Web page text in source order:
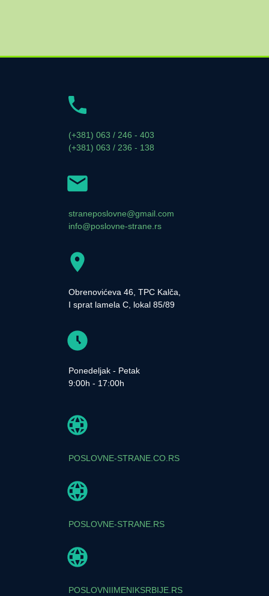
(+381) 063 / 246 - 403
(+381) 063 / 236 - 138
straneposlovne@gmail.com
info@poslovne-strane.rs
Obrenovićeva 46, TPC Kalča,
I sprat lamela C, lokal 85/89
Ponedeljak - Petak
9:00h - 17:00h
POSLOVNE-STRANE.CO.RS
POSLOVNE-STRANE.RS
POSLOVNIIMENIKSRBIJE.RS